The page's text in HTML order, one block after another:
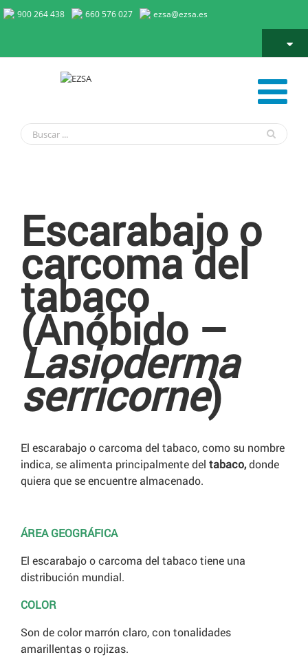
900 264 438 660 576 027 ezsa@ezsa.es
Escarabajo o
carcoma del
tabaco
(Anóbido –
Lasioderma
serricorne)
El escarabajo o carcoma del tabaco, como su nombre
indica, se alimenta principalmente del tabaco,donde
quiera que se encuentre almacenado.
ÁREA GEOGRÁFICA
El escarabajo o carcoma del tabaco tiene una
distribución mundial.
COLOR
Son de color marrón claro, con tonalidades
amarillentas o rojizas.